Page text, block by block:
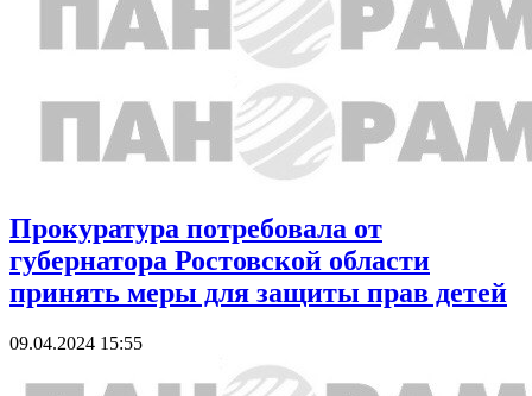
Прокуратура потребовала от
губернатора Ростовской области
принять меры для защиты прав детей
09.04.2024 15:55